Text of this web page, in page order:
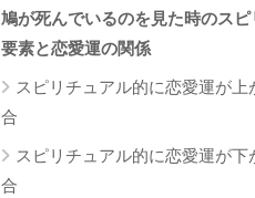
鳩が死んでいるのを見た時のス
要素と恋愛運の関係
スピリチュアル的に恋愛運が上
合
スピリチュアル的に恋愛運が下
合